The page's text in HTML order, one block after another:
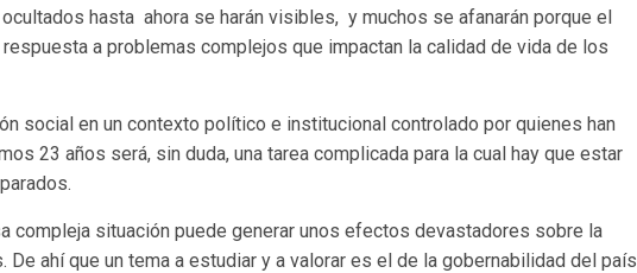
hasta ahora se harán visibles, y muchos se afanarán porque el
a problemas complejos que impactan la calidad de vida de los
social en un contexto político e institucional controlado por quienes han
23 años será, sin duda, una tarea complicada para la cual hay que estar
compleja situación puede generar unos efectos devastadores sobre la
ahí que un tema a estudiar y a valorar es el de la gobernabilidad del país